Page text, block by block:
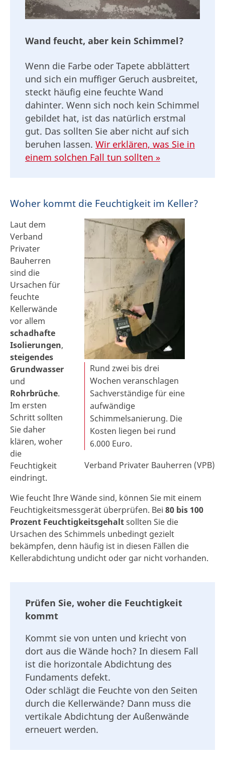
Wand feucht, aber kein Schimmel?
Wenn die Farbe oder Tapete abblättert
und sich ein muffiger Geruch ausbreitet,
steckt häufig eine feuchte Wand
dahinter. Wenn sich noch kein Schimmel
gebildet hat, ist das natürlich erstmal
gut. Das sollten Sie aber nicht auf sich
beruhen lassen. Wir erklären, was Sie in
einem solchen Fall tun sollten »
Woher kommt die Feuchtigkeit im Keller?
Rund zwei bis drei
Wochen veranschlagen
Sachverständige für eine
aufwändige
Schimmelsanierung. Die
Kosten liegen bei rund
6.000 Euro.
Verband Privater Bauherren (VPB)
Laut dem
Verband
Privater
Bauherren
sind die
Ursachen für
feuchte
Kellerwände
vor allem
schadhafte
Isolierungen,
steigendes
Grundwasser
und
Rohrbrüche.
Im ersten
Schritt sollten
Sie daher
klären, woher
die
Feuchtigkeit
eindringt.
Wie feucht Ihre Wände sind, können Sie mit einem
Feuchtigkeitsmessgerät überprüfen. Bei 80 bis 100
Prozent Feuchtigkeitsgehaltsollten Sie die
Ursachen des Schimmels unbedingt gezielt
bekämpfen, denn häufig ist in diesen Fällen die
Kellerabdichtung undicht oder gar nicht vorhanden.
Prüfen Sie, woher die Feuchtigkeit
kommt
Kommt sie von unten und kriecht von
dort aus die Wände hoch? In diesem Fall
ist die horizontale Abdichtung des
Fundaments defekt.
Oder schlägt die Feuchte von den Seiten
durch die Kellerwände? Dann muss die
vertikale Abdichtung der Außenwände
erneuert werden.